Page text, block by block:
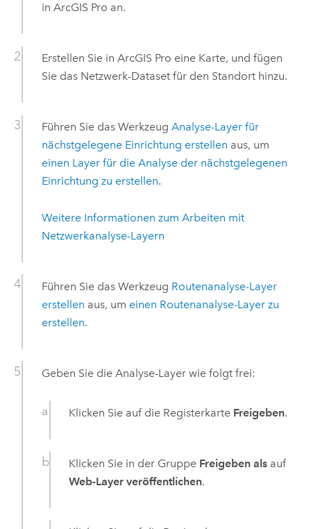
in ArcGIS Pro an.
Erstellen Sie in ArcGIS Pro eine Karte, und fügen
Sie das Netzwerk-Dataset für den Standort hinzu.
Führen Sie das Werkzeug Analyse-Layer für
nächstgelegene Einrichtung erstellen aus, um
einen Layer für die Analyse der nächstgelegenen
Einrichtung zu erstellen.
Weitere Informationen zum Arbeiten mit
Netzwerkanalyse-Layern
Führen Sie das Werkzeug Routenanalyse-Layer
erstellen aus, um einen Routenanalyse-Layer zu
erstellen.
Geben Sie die Analyse-Layer wie folgt frei:
Klicken Sie auf die Registerkarte Freigeben.
Klicken Sie in der Gruppe Freigeben als auf
Web-Layer veröffentlichen.